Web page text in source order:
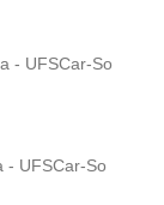
- UFSCar-So
- UFSCar-So